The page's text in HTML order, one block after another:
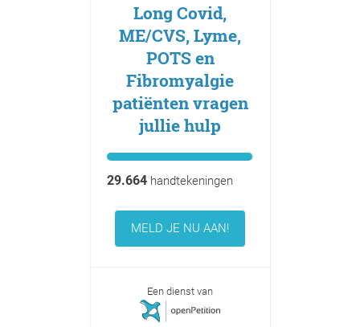
Long Covid,
ME/CVS, Lyme,
POTS en
Fibromyalgie
patiënten vragen
jullie hulp
29.664handtekeningen
MELD JE NU AAN!
Een dienst van